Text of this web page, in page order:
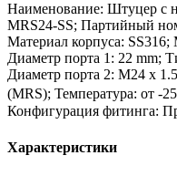
Наименование: Штуцер с
MRS24-SS; Партийный
Материал корпуса: SS316;
Диаметр порта 1: 22 mm;
Диаметр порта 2: M24 x
(MRS); Температура: от -
Конфигурация фитинга:
Характеристики